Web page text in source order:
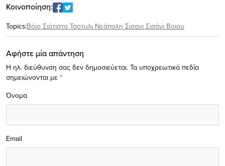
Κοινοποίηση:
Topics:Βόιο Σιάτιστα Τσοτυλι Νεάπολη Σισανι Σισάνι Βοιου
Αφήστε μία απάντηση
Η ηλ. διεύθυνση σας δεν δημοσιεύεται. Τα υποχρεωτικά πεδία
σημειώνονται με *
Όνομα
Email